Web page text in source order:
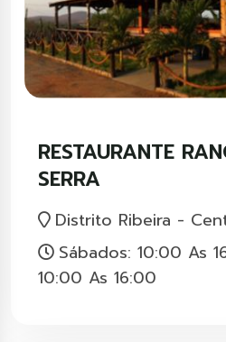
RESTAURANTE
SERRA
Distrito Ribeira -
Sábados: 10:00 As
10:00 As 16:00